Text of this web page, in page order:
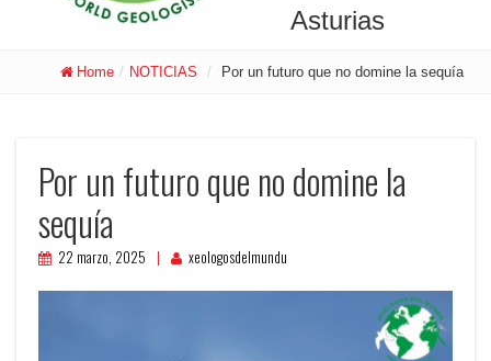
Asturias
Home / NOTICIAS / Por un futuro que no domine la sequía
Por un futuro que no domine la
sequía
22 marzo, 2025 xeologosdelmundu